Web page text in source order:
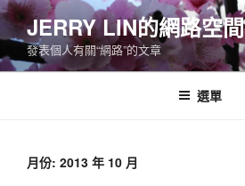
跳
至
主
要
JERRY LIN的網路空間
發表個人有關“網路”的文章
選單
月份: 2013 年 10 月